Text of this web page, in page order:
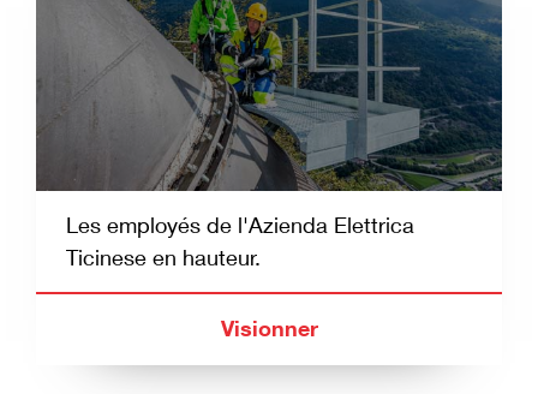
Les employés de l'Azienda Elettrica
Ticinese en hauteur.
Visionner